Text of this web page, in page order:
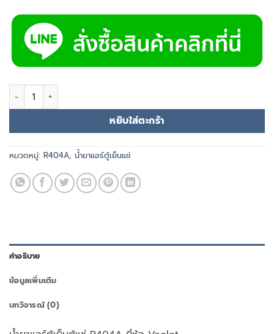
จำนวน น้ำยาแอร์ R404A ยี่ห้อ Veolet ชิ้น
หยิบใส่ตะกร้า
หมวดหมู่: R404A, น้ำยาแอร์ตู้เย็นแช่
คำอธิบาย
ข้อมูลเพิ่มเติม
บทวิจารณ์ (0)